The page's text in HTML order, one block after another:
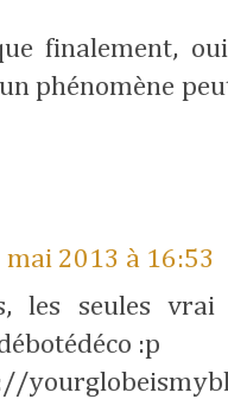
finalement,
phénomène
mai 2013 à 16:53
les seules
:p